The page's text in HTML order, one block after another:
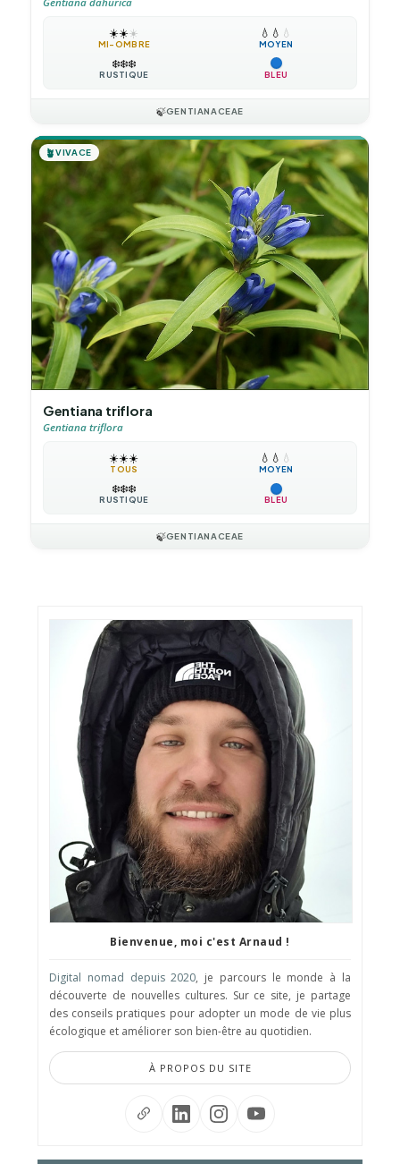
☀️☀️☀️
MI-OMBRE
💧 💧 💧
MOYEN
❄️❄️❄️
RUSTIQUE BLEU
🍃GENTIANACEAE
🪴VIVACE
Gentiana triflora
Gentiana triflora
☀️☀️☀️
TOUS
💧 💧 💧
MOYEN
❄️❄️❄️
RUSTIQUE BLEU
🍃GENTIANACEAE
Bienvenue, moi c'est Arnaud !
Digital nomad depuis 2020, je parcours le monde à la
découverte de nouvelles cultures. Sur ce site, je partage
des conseils pratiques pour adopter un mode de vie plus
écologique et améliorer son bien-être au quotidien.
À PROPOS DU SITE